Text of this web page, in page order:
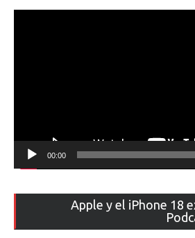
00:00
Apple y el iPhone 18